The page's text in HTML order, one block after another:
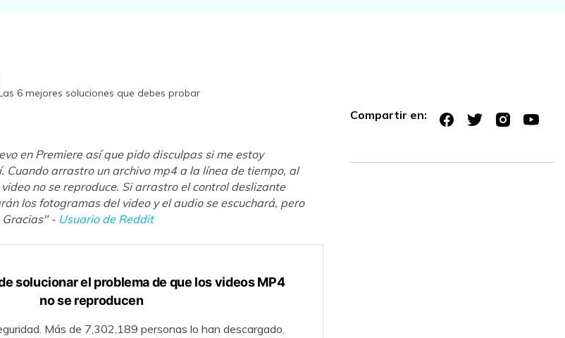
6 mejores soluciones que debes probar
en Premiere así que pido disculpas si me estoy
Cuando arrastro un archivo mp4 a la línea de tiempo, al
no se reproduce. Si arrastro el control deslizante
los fotogramas del video y el audio se escuchará, pero
Gracias" - Usuario de Reddit
solucionar el problema de que los videos MP4
no se reproducen
Más de 7,302,189 personas lo han descargado.
Compartir en: